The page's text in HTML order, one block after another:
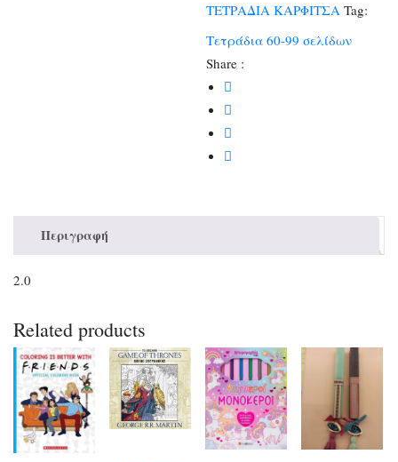
ΤΕΤΡΑΔΙΑ ΚΑΡΦΙΤΣΑ Tag:
Τετράδια 60-99 σελίδων
Share :
Περιγραφή
2.0
Related products